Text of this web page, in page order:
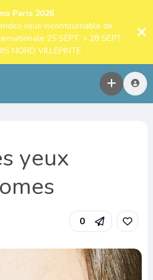
Paris 2026
vous incontournable de
25 SEPT. > 28 SEPT.
NORD VILLEPINTE
yeux
0